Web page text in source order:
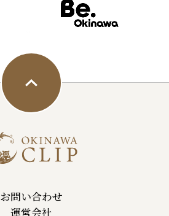
お問い合わせ
運営会社